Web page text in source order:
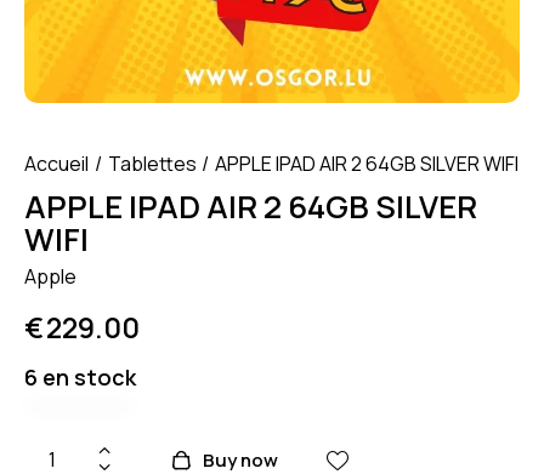
Accueil Tablettes APPLE IPAD AIR 2 64GB SILVER WIFI
APPLE IPAD AIR 2 64GB SILVER
WIFI
Apple
€229.00
6 en stock
Buy now